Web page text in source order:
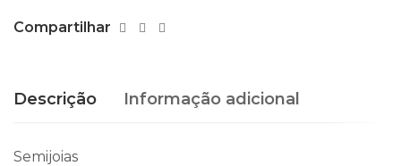
Compartilhar
Descrição Informação adicional
Semijoias